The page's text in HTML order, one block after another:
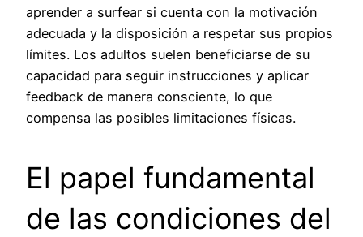
aprender a surfear si cuenta con la motivación
adecuada y la disposición a respetar sus propios
límites. Los adultos suelen beneficiarse de su
capacidad para seguir instrucciones y aplicar
feedback de manera consciente, lo que
compensa las posibles limitaciones físicas.
El papel fundamental
de las condiciones del